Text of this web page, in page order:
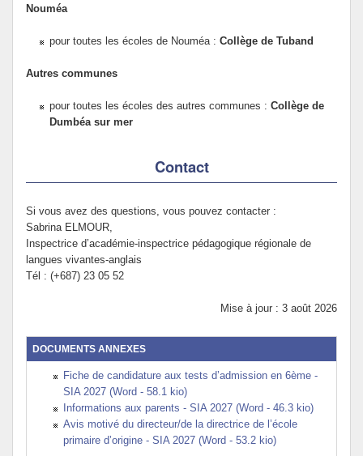
Nouméa
pour toutes les écoles de Nouméa : Collège de Tuband
Autres communes
pour toutes les écoles des autres communes : Collège de
Dumbéa sur mer
Contact
Si vous avez des questions, vous pouvez contacter :
Sabrina ELMOUR,
Inspectrice d’académie-inspectrice pédagogique régionale de
langues vivantes-anglais
Tél : (+687) 23 05 52
Mise à jour : 3 août 2026
DOCUMENTS ANNEXES
Fiche de candidature aux tests d’admission en 6ème -
SIA 2027 (Word - 58.1 kio)
Informations aux parents - SIA 2027 (Word - 46.3 kio)
Avis motivé du directeur/de la directrice de l’école
primaire d’origine - SIA 2027 (Word - 53.2 kio)